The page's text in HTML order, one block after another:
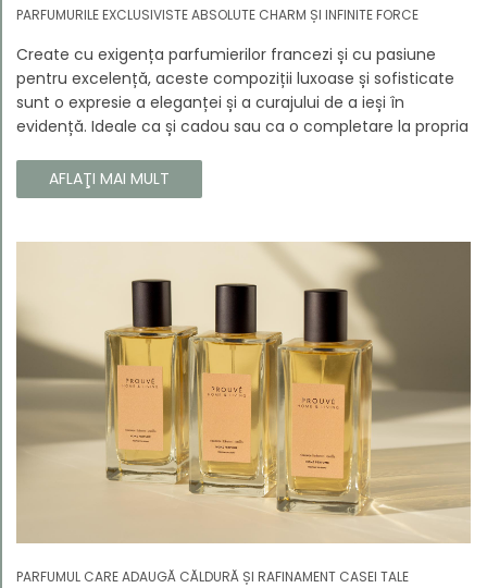
PARFUMURILE EXCLUSIVISTE ABSOLUTE CHARM ȘI INFINITE FORCE
Create cu exigența parfumierilor francezi și cu pasiune
pentru excelență, aceste compoziții luxoase și sofisticate
sunt o expresie a eleganței și a curajului de a ieși în
evidență. Ideale ca și cadou sau ca o completare la propria
să atragă atenția și să emane un caracter unic și puternic.
AFLAŢI MAI MULT
PARFUMUL CARE ADAUGĂ CĂLDURĂ ȘI RAFINAMENT CASEI TALE